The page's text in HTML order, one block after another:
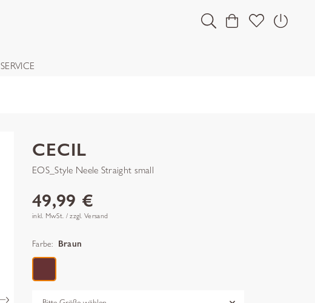
SERVICE
CECIL
EOS_Style Neele Straight small
49,99 €
inkl. MwSt. / zzgl. Versand
Farbe: Braun
Grösse